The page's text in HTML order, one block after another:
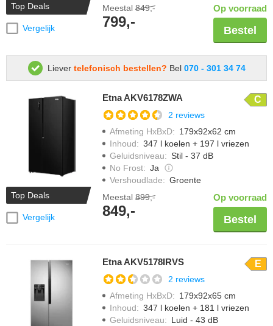
Top Deals
Vergelijk
Meestal 849,-
799,-
Op voorraad
Bestel
Liever telefonisch bestellen? Bel 070 - 301 34 74
Top Deals
Vergelijk
Etna AKV6178ZWA C
2 reviews
Afmeting HxBxD: 179x92x62 cm
Inhoud: 347 l koelen + 197 l vriezen
Geluidsniveau: Stil - 37 dB
No Frost: Ja
Vershoudlade: Groente
Meestal 899,-
849,-
Op voorraad
Bestel
Etna AKV5178IRVS E
2 reviews
Afmeting HxBxD: 179x92x65 cm
Inhoud: 347 l koelen + 181 l vriezen
Geluidsniveau: Luid - 43 dB